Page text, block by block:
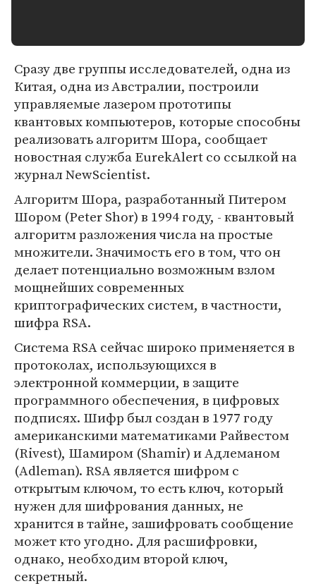
Сразу две группы исследователей, одна из
Китая, одна из Австралии, построили
управляемые лазером прототипы
квантовых компьютеров, которые способны
реализовать алгоритм Шора, сообщает
новостная служба EurekAlert со ссылкой на
журнал NewScientist.
Алгоритм Шора, разработанный Питером
Шором (Peter Shor) в 1994 году, - квантовый
алгоритм разложения числа на простые
множители. Значимость его в том, что он
делает потенциально возможным взлом
мощнейших современных
криптографических систем, в частности,
шифра RSA.
Система RSA сейчас широко применяется в
протоколах, использующихся в
электронной коммерции, в защите
программного обеспечения, в цифровых
подписях. Шифр был создан в 1977 году
американскими математиками Райвестом
(Rivest), Шамиром (Shamir) и Адлеманом
(Adleman). RSA является шифром с
открытым ключом, то есть ключ, который
нужен для шифрования данных, не
хранится в тайне, зашифровать сообщение
может кто угодно. Для расшифровки,
однако, необходим второй ключ,
секретный.